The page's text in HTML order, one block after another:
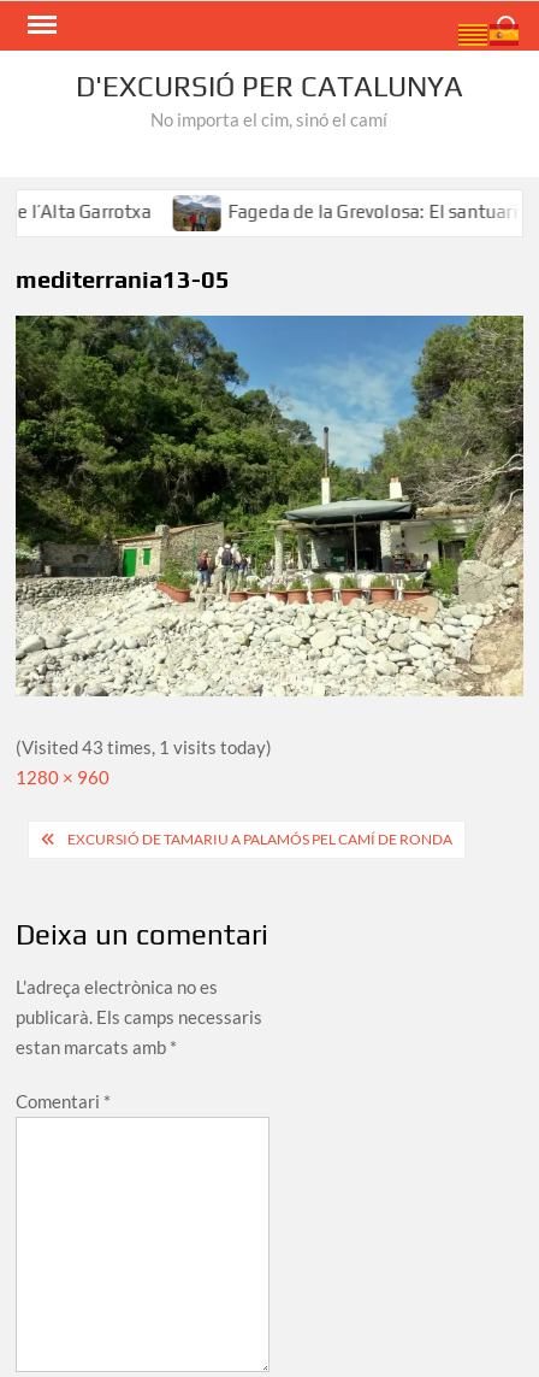
Skip
D'EXCURSIÓ PER CATALUNYA
No importa el cim, sinó el camí
Garrotxa Fageda de la Grevolosa: El santuari dels
mediterrania13-05
(Visited 43 times, 1 visits today)
Full
1280 × 960
Navegació
EXCURSIÓ DE TAMARIU A PALAMÓS PEL CAMÍ DE RONDA
Deixa un comentari
L'adreça electrònica no es
publicarà. Els camps necessaris
estan marcats amb *
Comentari *